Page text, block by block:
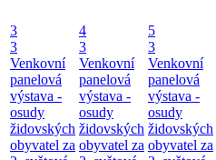
3
3
Venkovní
panelová
výstava -
osudy
židovských
obyvatel za
4
3
Venkovní
panelová
výstava -
osudy
židovských
obyvatel za
5
3
Venkovní
panelová
výstava -
osudy
židovských
obyvatel za